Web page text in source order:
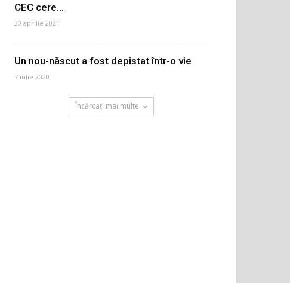
CEC cere...
30 aprilie 2021
Un nou-născut a fost depistat într-o vie
7 iulie 2020
Încărcați mai multe